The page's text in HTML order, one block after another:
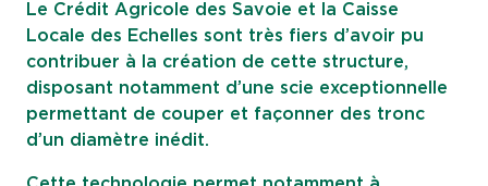
Le Crédit Agricole des Savoie et la Caisse
Locale des Echelles sont très fiers d’avoir pu
contribuer à la création de cette structure,
disposant notamment d’une scie exceptionnelle
permettant de couper et façonner des tronc
d’un diamètre inédit.